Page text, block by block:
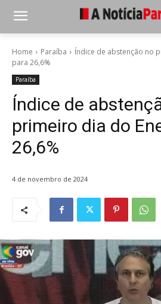
Home Paraíba
Índice de abstenção no
para 26,6%
Paraíba
Índice de
primeiro dia do
26,6%
4 de novembro de 2024